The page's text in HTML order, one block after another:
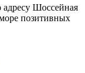
адресу Шоссейная
позитивных